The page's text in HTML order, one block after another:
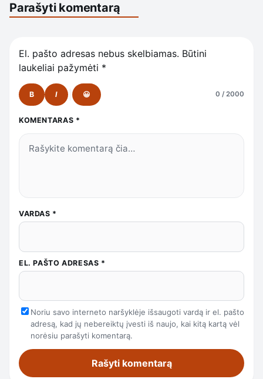
Parašyti komentarą
El. pašto adresas nebus skelbiamas. Būtini
laukeliai pažymėti *
B I 😀 0 / 2000
KOMENTARAS *
VARDAS *
EL. PAŠTO ADRESAS *
Noriu savo interneto naršyklėje išsaugoti vardą ir el. pašto
adresą, kad jų nebereiktų įvesti iš naujo, kai kitą kartą vėl
norėsiu parašyti komentarą.